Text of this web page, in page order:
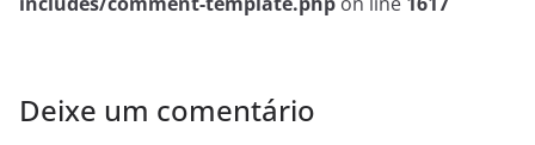
Deixe um comentário